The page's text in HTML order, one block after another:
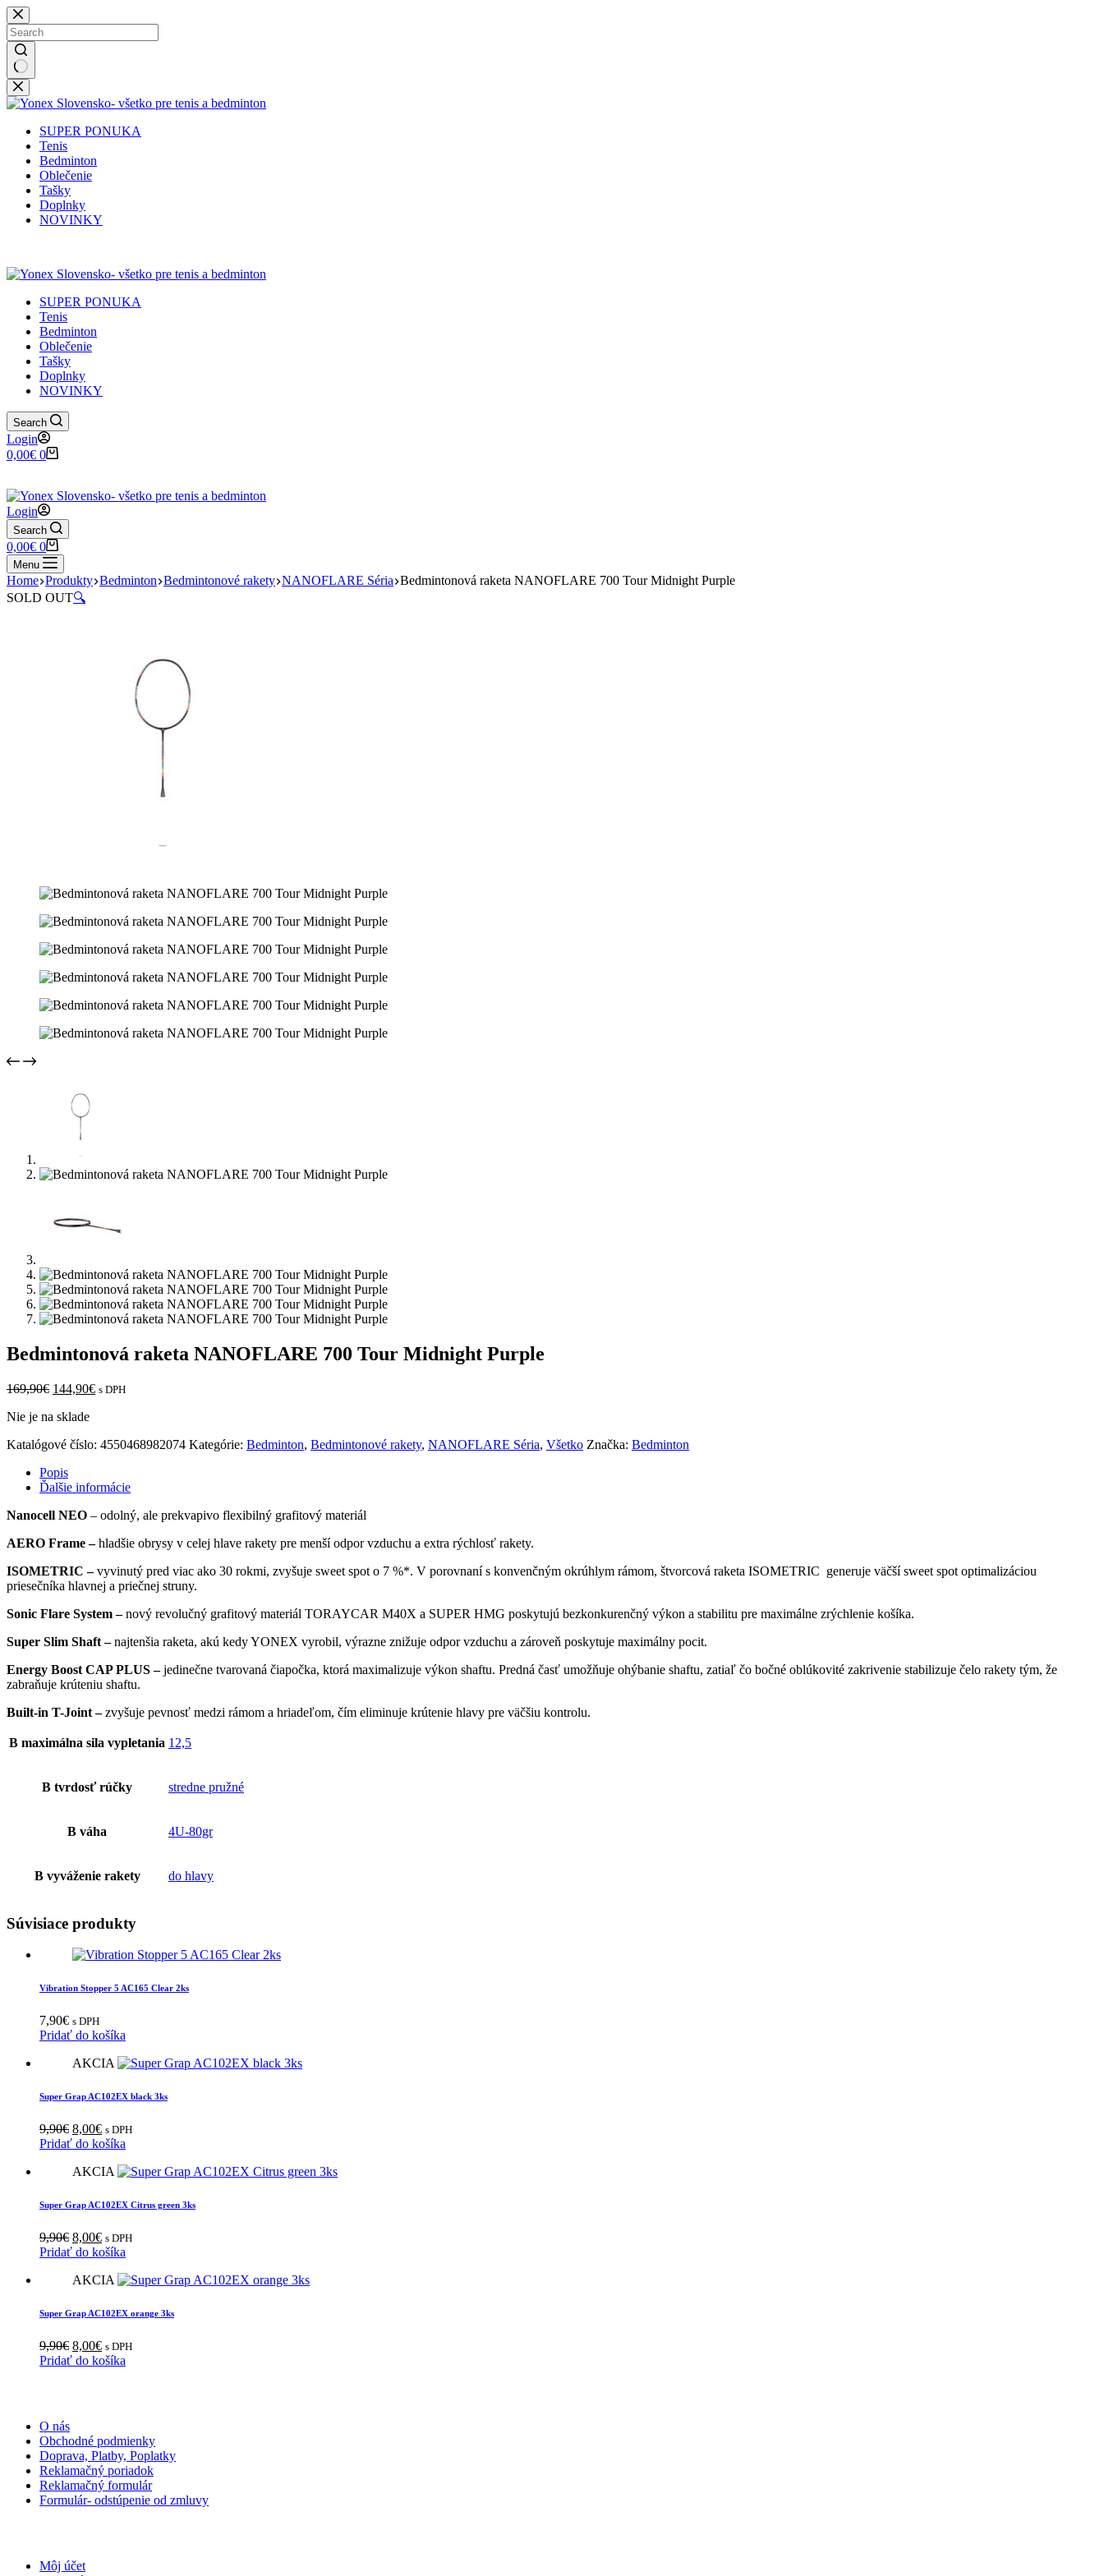
Skip
to
content
No
results
SUPER PONUKA
Tenis
Bedminton
Oblečenie
Tašky
Doplnky
NOVINKY
SUPER PONUKA
Tenis
Bedminton
Oblečenie
Tašky
Doplnky
NOVINKY
Search
Login
Shopping
0,00€ 0
Login
Search
Shopping
cart
0,00€ 0
Menu
Home Produkty Bedminton Bedmintonové rakety NANOFLARE Séria Bedmintonová raketa NANOFLARE 700 Tour Midnight Purple
SOLD OUT🔍
Bedmintonová raketa NANOFLARE 700 Tour Midnight Purple
169,90€ Pôvodná
bola:
144,90€Aktuálna
s DPH
Nie je na sklade
Katalógové číslo: 4550468982074 Kategórie: Bedminton, Bedmintonové rakety, NANOFLARE Séria, Všetko Značka: Bedminton
Popis
Ďalšie informácie
Nanocell NEO – odolný, ale prekvapivo flexibilný grafitový materiál
AERO Frame –hladšie obrysy v celej hlave rakety pre menší odpor vzduchu a extra rýchlosť rakety.
ISOMETRIC –vyvinutý pred viac ako 30 rokmi, zvyšuje sweet spot o 7 %*. V porovnaní s konvenčným okrúhlym rámom, štvorcová raketa ISOMETRIC generuje väčší sweet spot optimalizáciou
priesečníka hlavnej a priečnej struny.
Sonic Flare System –nový revolučný grafitový materiál TORAYCAR M40X a SUPER HMG poskytujú bezkonkurenčný výkon a stabilitu pre maximálne zrýchlenie košíka.
Super Slim Shaft –najtenšia raketa, akú kedy YONEX vyrobil, výrazne znižuje odpor vzduchu a zároveň poskytuje maximálny pocit.
Energy Boost CAP PLUS –jedinečne tvarovaná čiapočka, ktorá maximalizuje výkon shaftu. Predná časť umožňuje ohýbanie shaftu, zatiaľ čo bočné oblúkovité zakrivenie stabilizuje čelo rakety tým, že
zabraňuje krúteniu shaftu.
Built-in T-Joint –zvyšuje pevnosť medzi rámom a hriadeľom, čím eliminuje krútenie hlavy pre väčšiu kontrolu.
B maximálna sila vypletania 12,5
B tvrdosť rúčky stredne pružné
B váha 4U-80gr
B vyváženie rakety do hlavy
Súvisiace produkty
Vibration Stopper 5 AC165 Clear 2ks
7,90€ s DPH
Pridať do košíka
AKCIA
Super Grap AC102EX black 3ks
9,90€ Pôvodná
cena
9,90€.
8,00€Aktuálna
cena
8,00€.
s DPH
Pridať do košíka
AKCIA
Super Grap AC102EX Citrus green 3ks
9,90€ Pôvodná
cena
9,90€.
8,00€Aktuálna
cena
8,00€.
s DPH
Pridať do košíka
AKCIA
Super Grap AC102EX orange 3ks
9,90€ Pôvodná
cena
8,00€Aktuálna
cena
s DPH
Pridať do košíka
O nás
Obchodné podmienky
Doprava, Platby, Poplatky
Reklamačný poriadok
Reklamačný formulár
Formulár- odstúpenie od zmluvy
Môj účet